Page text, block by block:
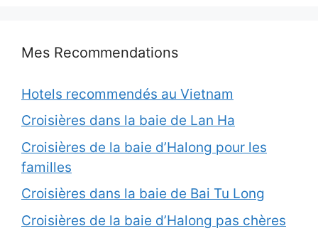
Mes Recommendations
Hotels recommendés au Vietnam
Croisières dans la baie de Lan Ha
Croisières de la baie d’Halong pour les
familles
Croisières dans la baie de Bai Tu Long
Croisières de la baie d’Halong pas chères